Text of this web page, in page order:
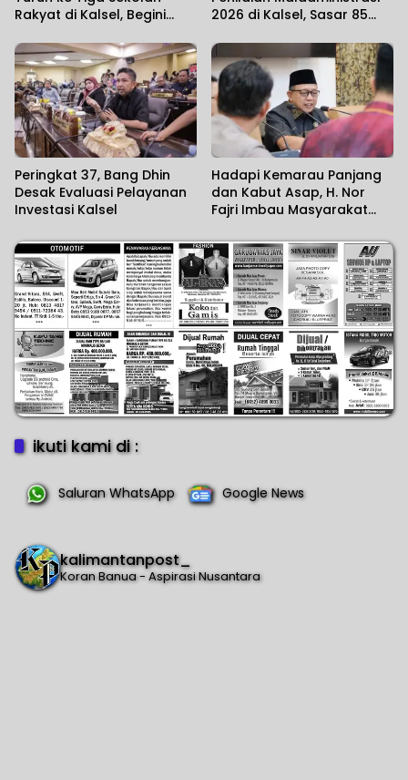
Rakyat di Kalsel, Begini
2026 di Kalsel, Sasar 85
Peringkat 37, Bang Dhin
Desak Evaluasi Pelayanan
Investasi Kalsel
Hadapi Kemarau Panjang
dan Kabut Asap, H. Nor
Fajri Imbau Masyarakat
ikuti kami di :
Saluran WhatsApp Google News
kalimantanpost_
Koran Banua - Aspirasi Nusantara